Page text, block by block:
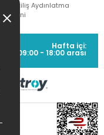
Çekiliş Aydınlatma
Metni
Hafta içi:
09:00 - 18:00 arası